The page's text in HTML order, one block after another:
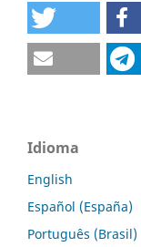
Idioma
English
Español (España)
Português (Brasil)